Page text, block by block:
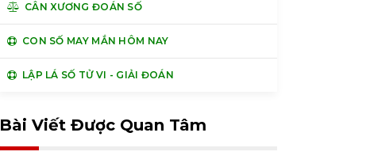
CÂN XƯƠNG ĐOÁN SỐ
CON SỐ MAY MẮN HÔM NAY
LẬP LÁ SỐ TỬ VI - GIẢI ĐOÁN
Bài Viết Được Quan Tâm